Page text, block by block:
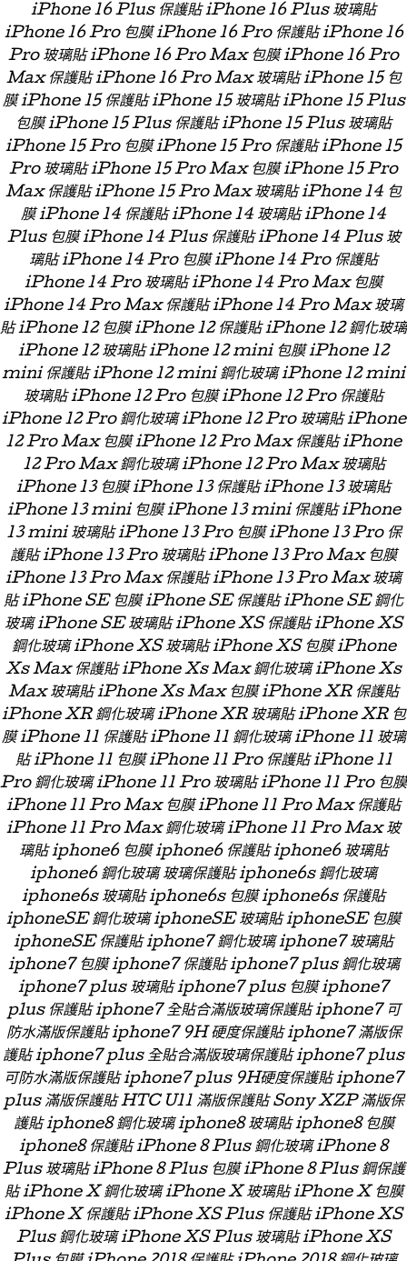
iPhone 16 Plus 保護貼 iPhone 16 Plus 玻璃貼
iPhone 16 Pro 包膜 iPhone 16 Pro 保護貼 iPhone 16
Pro 玻璃貼 iPhone 16 Pro Max 包膜 iPhone 16 Pro
Max 保護貼 iPhone 16 Pro Max 玻璃貼 iPhone 15 包
膜 iPhone 15 保護貼 iPhone 15 玻璃貼 iPhone 15 Plus
包膜 iPhone 15 Plus 保護貼 iPhone 15 Plus 玻璃貼
iPhone 15 Pro 包膜 iPhone 15 Pro 保護貼 iPhone 15
Pro 玻璃貼 iPhone 15 Pro Max 包膜 iPhone 15 Pro
Max 保護貼 iPhone 15 Pro Max 玻璃貼 iPhone 14 包
膜 iPhone 14 保護貼 iPhone 14 玻璃貼 iPhone 14
Plus 包膜 iPhone 14 Plus 保護貼 iPhone 14 Plus 玻
璃貼 iPhone 14 Pro 包膜 iPhone 14 Pro 保護貼
iPhone 14 Pro 玻璃貼 iPhone 14 Pro Max 包膜
iPhone 14 Pro Max 保護貼 iPhone 14 Pro Max 玻璃
貼 iPhone 12 包膜 iPhone 12 保護貼 iPhone 12 鋼化玻璃
iPhone 12 玻璃貼 iPhone 12 mini 包膜 iPhone 12
mini 保護貼 iPhone 12 mini 鋼化玻璃 iPhone 12 mini
玻璃貼 iPhone 12 Pro 包膜 iPhone 12 Pro 保護貼
iPhone 12 Pro 鋼化玻璃 iPhone 12 Pro 玻璃貼 iPhone
12 Pro Max 包膜 iPhone 12 Pro Max 保護貼 iPhone
12 Pro Max 鋼化玻璃 iPhone 12 Pro Max 玻璃貼
iPhone 13 包膜 iPhone 13 保護貼 iPhone 13 玻璃貼
iPhone 13 mini 包膜 iPhone 13 mini 保護貼 iPhone
13 mini 玻璃貼 iPhone 13 Pro 包膜 iPhone 13 Pro 保
護貼 iPhone 13 Pro 玻璃貼 iPhone 13 Pro Max 包膜
iPhone 13 Pro Max 保護貼 iPhone 13 Pro Max 玻璃
貼 iPhone SE 包膜 iPhone SE 保護貼 iPhone SE 鋼化
玻璃 iPhone SE 玻璃貼 iPhone XS 保護貼 iPhone XS
鋼化玻璃 iPhone XS 玻璃貼 iPhone XS 包膜 iPhone
Xs Max 保護貼 iPhone Xs Max 鋼化玻璃 iPhone Xs
Max 玻璃貼 iPhone Xs Max 包膜 iPhone XR 保護貼
iPhone XR 鋼化玻璃 iPhone XR 玻璃貼 iPhone XR 包
膜 iPhone 11 保護貼 iPhone 11 鋼化玻璃 iPhone 11 玻璃
貼 iPhone 11 包膜 iPhone 11 Pro 保護貼 iPhone 11
Pro 鋼化玻璃 iPhone 11 Pro 玻璃貼 iPhone 11 Pro 包膜
iPhone 11 Pro Max 包膜 iPhone 11 Pro Max 保護貼
iPhone 11 Pro Max 鋼化玻璃 iPhone 11 Pro Max 玻
璃貼 iphone6 包膜 iphone6 保護貼 iphone6 玻璃貼
iphone6 鋼化玻璃 玻璃保護貼 iphone6s 鋼化玻璃
iphone6s 玻璃貼 iphone6s 包膜 iphone6s 保護貼
iphoneSE 鋼化玻璃 iphoneSE 玻璃貼 iphoneSE 包膜
iphoneSE 保護貼 iphone7 鋼化玻璃 iphone7 玻璃貼
iphone7 包膜 iphone7 保護貼 iphone7 plus 鋼化玻璃
iphone7 plus 玻璃貼 iphone7 plus 包膜 iphone7
plus 保護貼 iphone7 全貼合滿版玻璃保護貼 iphone7 可
防水滿版保護貼 iphone7 9H 硬度保護貼 iphone7 滿版保
護貼 iphone7 plus 全貼合滿版玻璃保護貼 iphone7 plus
可防水滿版保護貼 iphone7 plus 9H硬度保護貼 iphone7
plus 滿版保護貼 HTC U11 滿版保護貼 Sony XZP 滿版保
護貼 iphone8 鋼化玻璃 iphone8 玻璃貼 iphone8 包膜
iphone8 保護貼 iPhone 8 Plus 鋼化玻璃 iPhone 8
Plus 玻璃貼 iPhone 8 Plus 包膜 iPhone 8 Plus 鋼保護
貼 iPhone X 鋼化玻璃 iPhone X 玻璃貼 iPhone X 包膜
iPhone X 保護貼 iPhone XS Plus 保護貼 iPhone XS
Plus 鋼化玻璃 iPhone XS Plus 玻璃貼 iPhone XS